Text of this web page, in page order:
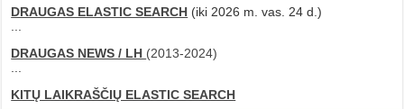
DRAUGAS ELASTIC SEARCH (iki 2026 m. vas. 24 d.)
DRAUGAS NEWS / LH (2013-2024)
KITŲ LAIKRAŠČIŲ ELASTIC SEARCH